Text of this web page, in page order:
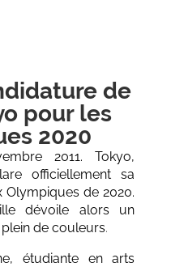
de
pour les
2020
2011. Tokyo,
officiellement sa
de 2020.
dévoile alors un
de couleurs.
étudiante en arts